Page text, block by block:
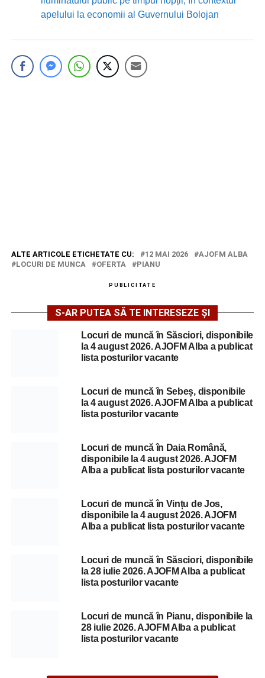
apelului la economii al Guvernului Bolojan
ALTE ARTICOLE ETICHETATE CU: 12 MAI 2026
AJOFM ALBA
LOCURI DE MUNCA
OFERTA PIANU
PUBLICITATE
S-AR PUTEA SĂ TE INTERESEZE ȘI
Locuri de muncă în Săsciori, disponibile
la 4 august 2026. AJOFM Alba a publicat
lista posturilor vacante
Locuri de muncă în Sebeș, disponibile
la 4 august 2026. AJOFM Alba a publicat
lista posturilor vacante
Locuri de muncă în Daia Română,
disponibile la 4 august 2026. AJOFM
Alba a publicat lista posturilor vacante
Locuri de muncă în Vințu de Jos,
disponibile la 4 august 2026. AJOFM
Alba a publicat lista posturilor vacante
Locuri de muncă în Săsciori, disponibile
la 28 iulie 2026. AJOFM Alba a publicat
lista posturilor vacante
Locuri de muncă în Pianu, disponibile la
28 iulie 2026. AJOFM Alba a publicat
lista posturilor vacante